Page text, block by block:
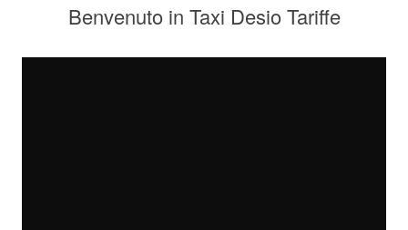
Benvenuto in Taxi Desio Tariffe